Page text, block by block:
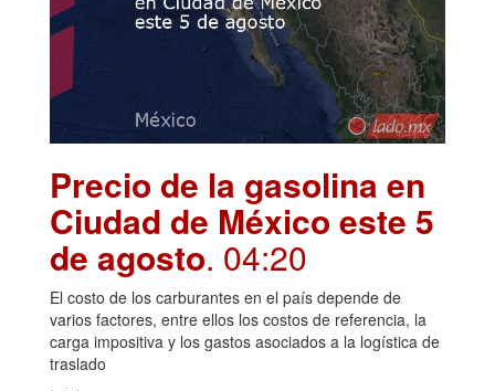
Precio de la gasolina en
Ciudad de México este 5
de agosto. 04:20
El costo de los carburantes en el país depende de
varios factores, entre ellos los costos de referencia, la
carga impositiva y los gastos asociados a la logística de
traslado